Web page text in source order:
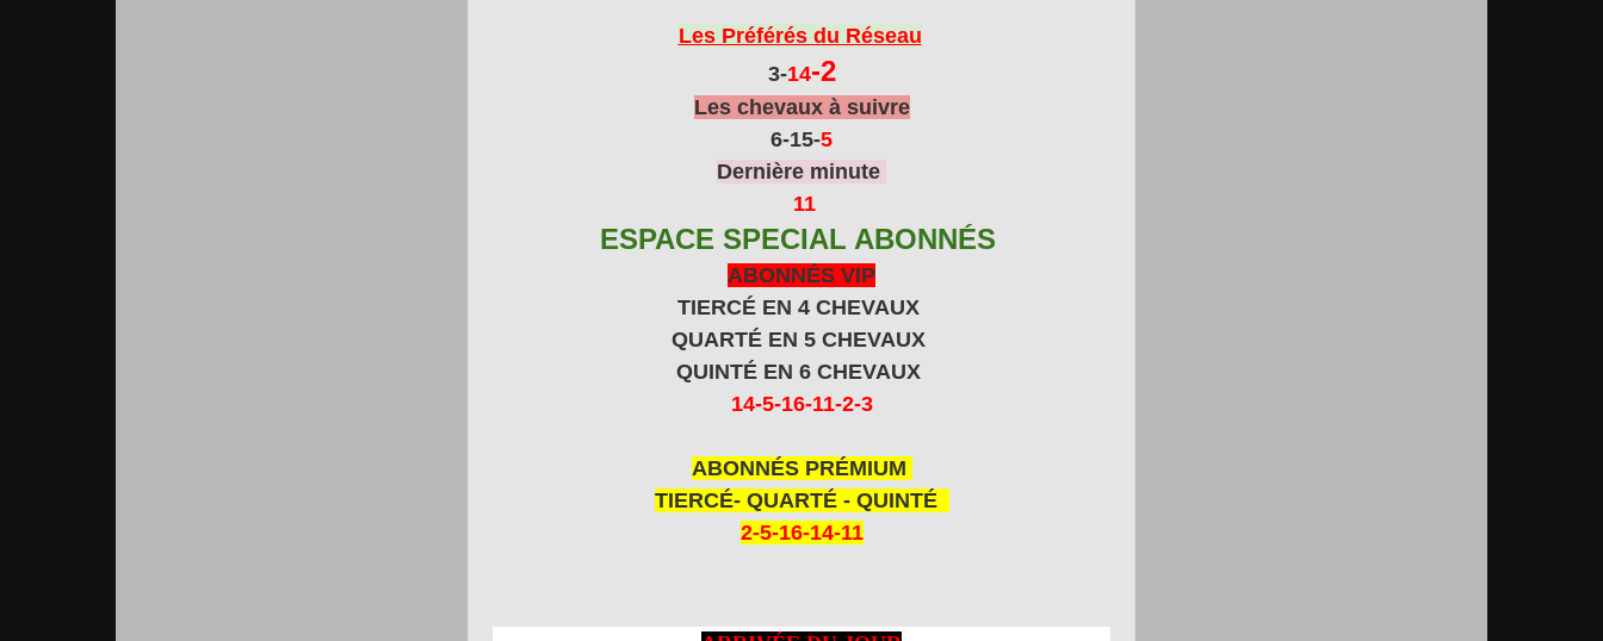
Les Préférés du Réseau
3-14-2
Les chevaux à suivre
6-15-5
Dernière minute
11
ESPACE SPECIAL ABONNÉS
ABONNÉS VIP
TIERCÉ EN 4 CHEVAUX
QUARTÉ EN 5 CHEVAUX
QUINTÉ EN 6 CHEVAUX
14-5-16-11-2-3
ABONNÉS PRÉMIUM
TIERCÉ- QUARTÉ - QUINTÉ
2-5-16-14-11